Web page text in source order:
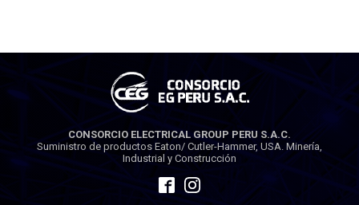
CONSORCIO ELECTRICAL GROUP PERU S.A.C.
Suministro de productos Eaton/ Cutler-Hammer, USA. Minería,
Industrial y Construcción